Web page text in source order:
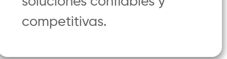
competitivas.